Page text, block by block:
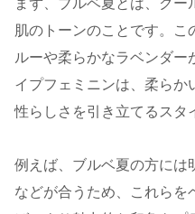
まず、ブルベ夏とは、クー
肌のトーンのことです。
ルーや柔らかなラベンダー
イプフェミニンは、柔らか
性らしさを引き立てるスタ
例えば、ブルベ夏の方には
などが合うため、これらを